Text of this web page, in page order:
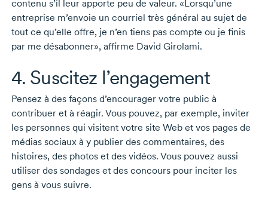
contenu s’il leur apporte peu de valeur. «Lorsqu’une
entreprise m’envoie un courriel très général au sujet de
tout ce qu’elle offre, je n’en tiens pas compte ou je finis
par me désabonner», affirme David Girolami.
4. Suscitez l’engagement
Pensez à des façons d’encourager votre public à
contribuer et à réagir. Vous pouvez, par exemple, inviter
les personnes qui visitent votre site Web et vos pages de
médias sociaux à y publier des commentaires, des
histoires, des photos et des vidéos. Vous pouvez aussi
utiliser des sondages et des concours pour inciter les
gens à vous suivre.